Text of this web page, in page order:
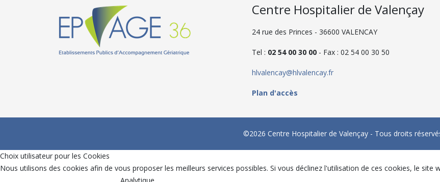
Centre Hospitalier de Valençay
24 rue des Princes - 36600 VALENCAY
Tel : 02 54 00 30 00 - Fax : 02 54 00 30 50
hlvalencay@hlvalencay.fr
Plan d'accès
©2026 Centre Hospitalier de Valençay - Tous droits
Choix utilisateur pour les Cookies
Nous utilisons des cookies afin de vous proposer les meilleurs services possibles. Si vous déclinez l'utilisation de ces cookies, le
Analytique